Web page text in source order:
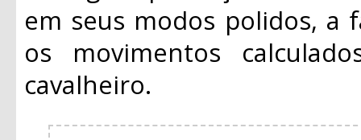
em seus modos polidos, a
os movimentos
cavalheiro.